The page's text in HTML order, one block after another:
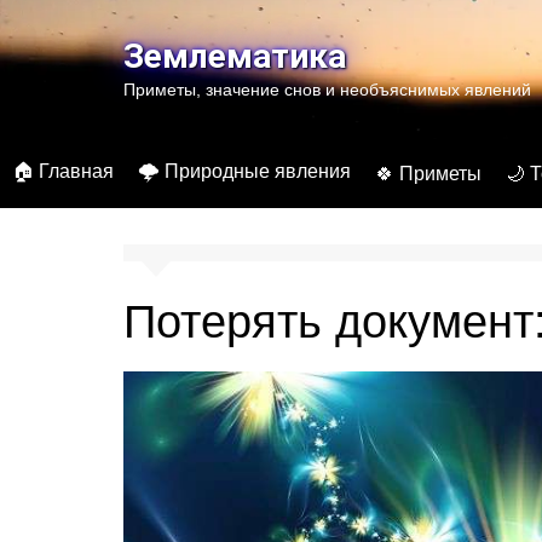
к
содержимомуЗемлематика
Приметы, значение снов и необъяснимых явлений
🏠 Главная 🌩️ Природные явления 🍀 Приметы 🌙
Потерять